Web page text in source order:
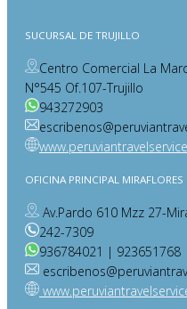
SUCURSAL DE TRUJILLO
Centro Comercial La
N°545 Of.107-Trujillo
943272903
OFICINA PRINCIPAL MIRAFLORES
Av.Pardo 610 Mzz 27-
242-7309
936784021 | 923651768